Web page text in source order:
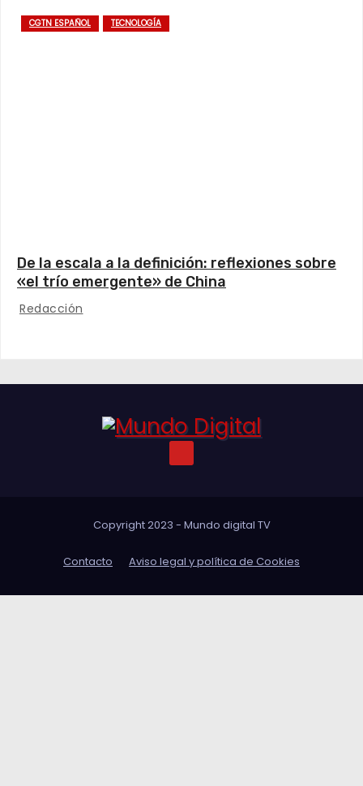
CGTN ESPAÑOL TECNOLOGÍA
De la escala a la definición: reflexiones sobre
«el trío emergente» de China
Redacción
Copyright 2023 - Mundo digital TV
Contacto Aviso legal y política de Cookies